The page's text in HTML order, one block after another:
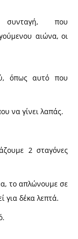
συνταγή, που
αιώνα, οι
όπως αυτό που
να γίνει λαπάς.
2 σταγόνες
το απλώνουμε σε
για δέκα λεπτά.